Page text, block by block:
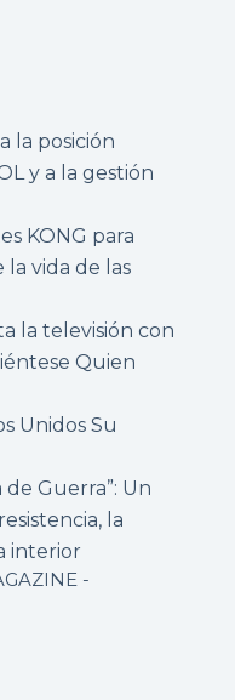
la posición
y a la gestión
KONG para
vida de las
la televisión con
Quien
Unidos Su
de Guerra”: Un
la
interior
-